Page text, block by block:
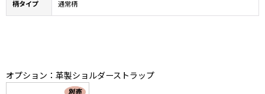
柄タイプ 通常柄
オプション：革製ショルダーストラップ